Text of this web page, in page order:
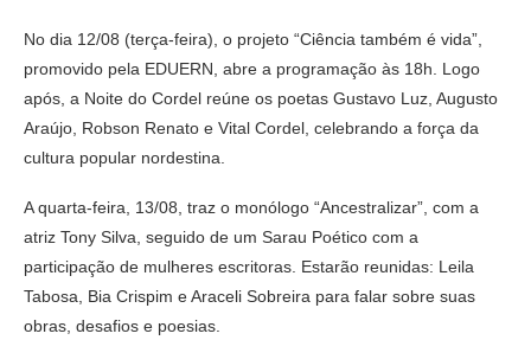
No dia 12/08 (terça-feira), o projeto “Ciência também é vida”,
promovido pela EDUERN, abre a programação às 18h. Logo
após, a Noite do Cordel reúne os poetas Gustavo Luz, Augusto
Araújo, Robson Renato e Vital Cordel, celebrando a força da
cultura popular nordestina.
A quarta-feira, 13/08, traz o monólogo “Ancestralizar”, com a
atriz Tony Silva, seguido de um Sarau Poético com a
participação de mulheres escritoras. Estarão reunidas: Leila
Tabosa, Bia Crispim e Araceli Sobreira para falar sobre suas
obras, desafios e poesias.